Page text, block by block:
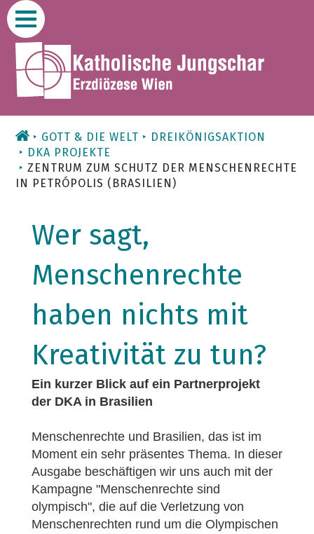
Zum
Inhalt
GOTT & DIE WELT
DREIKÖNIGSAKTION
DKA PROJEKTE
ZENTRUM ZUM SCHUTZ DER MENSCHENRECHTE
IN PETRÓPOLIS (BRASILIEN)
Wer sagt,
Menschenrechte
haben nichts mit
Kreativität zu tun?
Ein kurzer Blick auf ein Partnerprojekt
der DKA in Brasilien
Menschenrechte und Brasilien, das ist im
Moment ein sehr präsentes Thema. In dieser
Ausgabe beschäftigen wir uns auch mit der
Kampagne "Menschenrechte sind
olympisch", die auf die Verletzung von
Menschenrechten rund um die Olympischen